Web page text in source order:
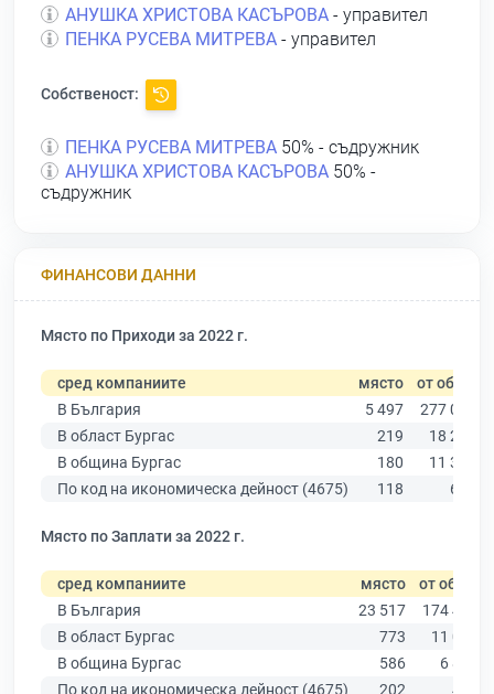
АНУШКА ХРИСТОВА КАСЪРОВА - управител
ПЕНКА РУСЕВА МИТРЕВА - управител
Собственост:
ПЕНКА РУСЕВА МИТРЕВА 50% - съдружник
АНУШКА ХРИСТОВА КАСЪРОВА 50% -
съдружник
ФИНАНСОВИ ДАННИ
Място по Приходи за 2022 г.
сред компаниите място от общо
В България
5 497
277 019
В област Бургас
219
18 275
В община Бургас
180
11 315
По код на икономическа дейност (4675)
118 616
Място по Заплати за 2022 г.
сред компаниите място от общо
В България
23 517
174 403
В област Бургас
773
11 009
В община Бургас
586
6 879
По код на икономическа дейност (4675)
202 457